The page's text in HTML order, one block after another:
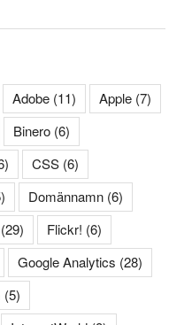
Adobe (11) Apple (7)
Binero (6)
CSS (6)
Domännamn (6)
(29) Flickr! (6)
Google Analytics (28)
(5)